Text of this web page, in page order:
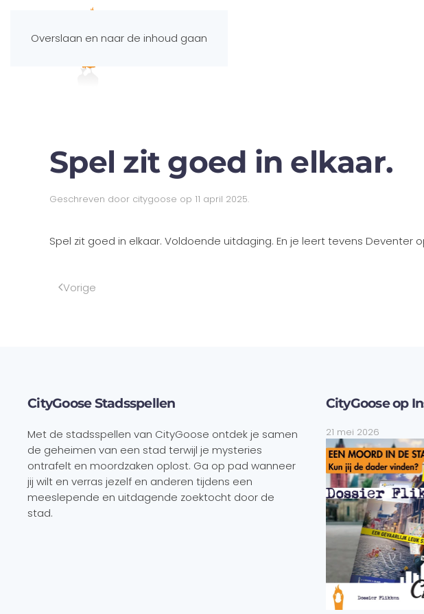
Overslaan en naar de inhoud gaan
Spel zit goed in elkaar.
Geschreven door citygoose op 11 april 2025.
Spel zit goed in elkaar. Voldoende uitdaging. En je leert tevens Deventer
Vorige
CityGoose Stadsspellen
Met de stadsspellen van CityGoose ontdek je samen
de geheimen van een stad terwijl je mysteries
ontrafelt en moordzaken oplost. Ga op pad wanneer
jij wilt en verras jezelf en anderen tijdens een
meeslepende en uitdagende zoektocht door de
stad.
CityGoose op
21 mei 2026